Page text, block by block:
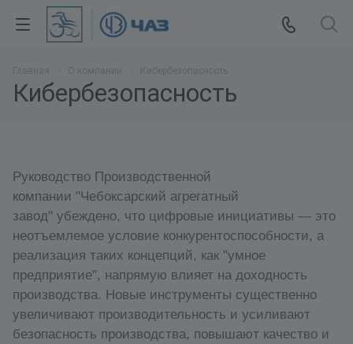
Кибербезопасность
Руководство Производственной
компании "Чебоксарский агрегатный
завод" убеждено, что цифровые инициативы — это
неотъемлемое условие конкурентоспособности, а
реализация таких концепций, как "умное
предприятие", напрямую влияет на доходность
производства. Новые инструменты существенно
увеличивают производительность и усиливают
безопасность производства, повышают качество и